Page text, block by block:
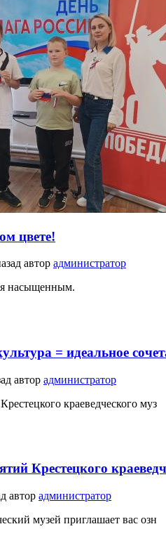
цвете!
автор администратор
насыщенным.
= идеальное
автор администратор
краеведческого муз
Крестецкого
автор администратор
музей приглашает вас озн